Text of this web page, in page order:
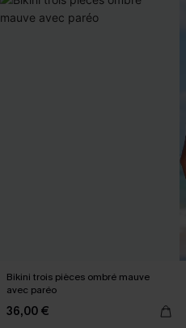
Bikini trois pièces ombré mauve
avec paréo
36,00 €